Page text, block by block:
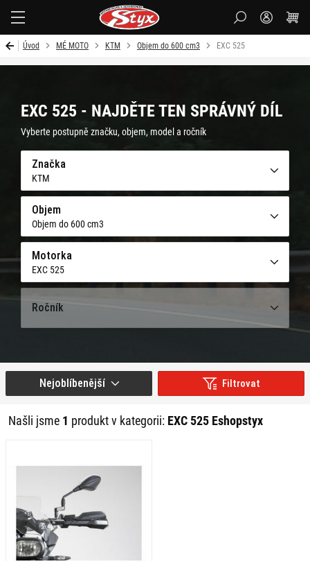
Úvod MÉ MOTO KTM Objem do 600 cm3 EXC 525
EXC 525 - NAJDĚTE TEN SPRÁVNÝ DÍL
Vyberte postupně značku, objem, model a ročník
Značka
KTM
Objem
Objem do 600 cm3
Motorka
EXC 525
Ročník
Filtrovat
Našli jsme 1 produkt v kategorii: EXC 525 Eshopstyx
Nejoblíbenější